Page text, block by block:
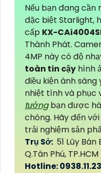
Nếu bạn đang
đặc biệt Starlight,
cấp KX-
Thành Phát.
4MP này có độ
toàn tin cậy hình
điều kiện ánh sáng
nhiệt tình và phục
tưởngbạn được
chóng. Hãy đến
trải nghiệm sản
Trụ Sở: 51 Lũy Bán
Q.Tân Phú, TP.HCM
Hotline: